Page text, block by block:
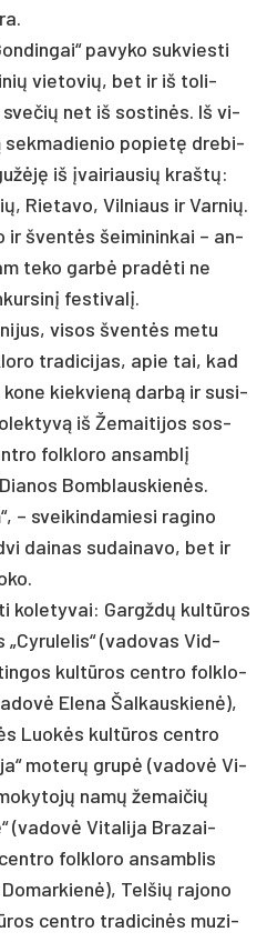
pa­vy­ko su­kvies­ti
vie­to­vių, bet ir iš to­li­
net iš sos­tinės. Iš vi­
sek­ma­die­nio po­pietę dre­bi­
iš įvai­riau­sių kraštų:
Rie­ta­vo, Vil­niaus ir Var­nių.
ir šventės šei­mi­nin­kai – an­
te­ko garbė pra­dėti ne
fes­ti­valį.
vi­sos šventės me­tu
tra­di­ci­jas, apie tai, kad
kiek­vieną darbą ir su­si­
iš Že­mai­ti­jos sos­
folk­lo­ro an­samblį
Bomb­laus­kienės.
– svei­kin­da­mie­si ra­gi­no
dai­nas su­dai­na­vo, bet ir
ko­le­ty­vai: Gargždų kultū­ros
(va­do­vas Vid­
kultū­ros cent­ro folk­lo­
Ele­na Šal­kaus­kienė),
Luokės kultū­ros cent­ro
mo­terų grupė (va­dovė Vi­
namų že­mai­čių
(va­dovė Vi­ta­li­ja Bra­zai­
folk­lo­ro an­samb­lis
Tel­šių ra­jo­no
cent­ro tra­di­cinės mu­zi­